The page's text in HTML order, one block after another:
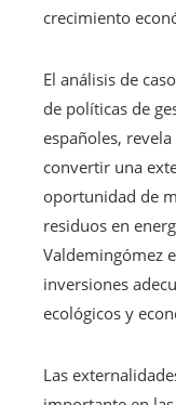
crecimiento
El análisis de
de políticas de
españoles,
convertir una
oportunidad de
residuos en
Valdemingómez
inversiones
ecológicos y
Las